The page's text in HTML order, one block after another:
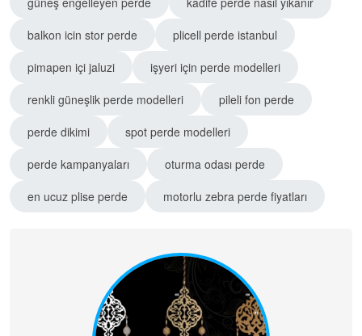
balkon icin stor perde
plicell perde istanbul
pimapen içi jaluzi
işyeri için perde modelleri
renkli güneşlik perde modelleri
pileli fon perde
perde dikimi
spot perde modelleri
perde kampanyaları
oturma odası perde
en ucuz plise perde
motorlu zebra perde fiyatları